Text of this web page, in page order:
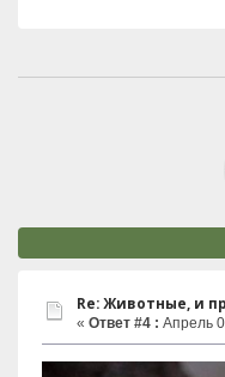
Re: Животные, и
« Ответ #4 : Апрель